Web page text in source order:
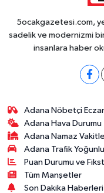
5ocakgazetesi.com,
sadelik ve modernizmi
insanlara haber
Adana Nöbetçi
Adana Hava Durumu
Adana Namaz
Adana Trafik
Puan Durumu ve
Tüm Manşetler
Son Dakika Haberleri